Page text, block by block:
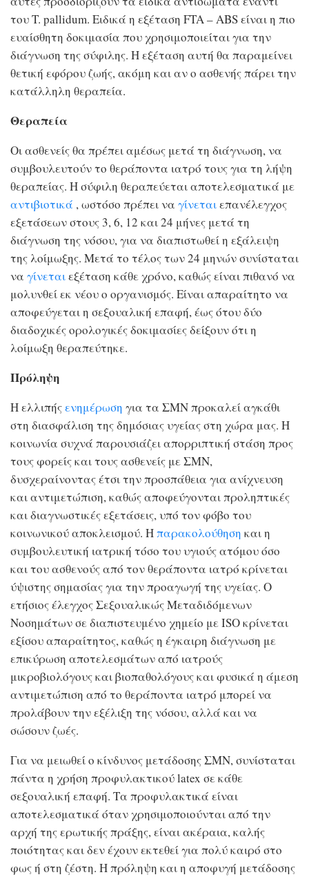
του T. pallidum. Ειδικά η εξέταση FTA – ABS είναι η πιο
ευαίσθητη δοκιμασία που χρησιμοποιείται για την
διάγνωση της σύφιλης. Η εξέταση αυτή θα παραμείνει
θετική εφόρου ζωής, ακόμη και αν ο ασθενής πάρει την
κατάλληλη θεραπεία.
Θεραπεία
Οι ασθενείς θα πρέπει αμέσως μετά τη διάγνωση, να
συμβουλευτούν το θεράποντα ιατρό τους για τη λήψη
θεραπείας. Η σύφιλη θεραπεύεται αποτελεσματικά με
αντιβιοτικά , ωστόσο πρέπει να γίνεταιεπανέλεγχος
εξετάσεων στους 3, 6, 12 και 24 μήνες μετά τη
διάγνωση της νόσου, για να διαπιστωθεί η εξάλειψη
της λοίμωξης. Μετά το τέλος των 24 μηνών συνίσταται
να γίνεταιεξέταση κάθε χρόνο, καθώς είναι πιθανό να
μολυνθεί εκ νέου ο οργανισμός. Είναι απαραίτητο να
αποφεύγεται η σεξουαλική επαφή, έως ότου δύο
διαδοχικές ορολογικές δοκιμασίες δείξουν ότι η
λοίμωξη θεραπεύτηκε.
Πρόληψη
Η ελλιπήςενημέρωση για τα ΣΜΝ προκαλεί αγκάθι
στη διασφάλιση της δημόσιας υγείας στη χώρα μας. Η
κοινωνία συχνά παρουσιάζει απορριπτική στάση προς
τους φορείς και τους ασθενείς με ΣΜΝ,
δυσχεραίνοντας έτσι την προσπάθεια για ανίχνευση
και αντιμετώπιση, καθώς αποφεύγονται προληπτικές
και διαγνωστικές εξετάσεις, υπό τον φόβο του
κοινωνικού αποκλεισμού. Ηπαρακολούθηση και η
συμβουλευτική ιατρική τόσο του υγιούς ατόμου όσο
και του ασθενούς από τον θεράποντα ιατρό κρίνεται
ύψιστης σημασίας για την προαγωγή της υγείας. Ο
ετήσιος έλεγχος Σεξουαλικώς Μεταδιδόμενων
Νοσημάτων σε διαπιστευμένο χημείο με ISO κρίνεται
εξίσου απαραίτητος, καθώς η έγκαιρη διάγνωση με
επικύρωση αποτελεσμάτων από ιατρούς
μικροβιολόγους και βιοπαθολόγους και φυσικά η άμεση
αντιμετώπιση από το θεράποντα ιατρό μπορεί να
προλάβουν την εξέλιξη της νόσου, αλλά και να
σώσουν ζωές.
Για να μειωθεί ο κίνδυνος μετάδοσης ΣΜΝ, συνίσταται
πάντα η χρήση προφυλακτικού latex σε κάθε
σεξουαλική επαφή. Τα προφυλακτικά είναι
αποτελεσματικά όταν χρησιμοποιούνται από την
αρχή της ερωτικής πράξης, είναι ακέραια, καλής
ποιότητας και δεν έχουν εκτεθεί για πολύ καιρό στο
φως ή στη ζέστη. Η πρόληψη και η αποφυγή μετάδοσης